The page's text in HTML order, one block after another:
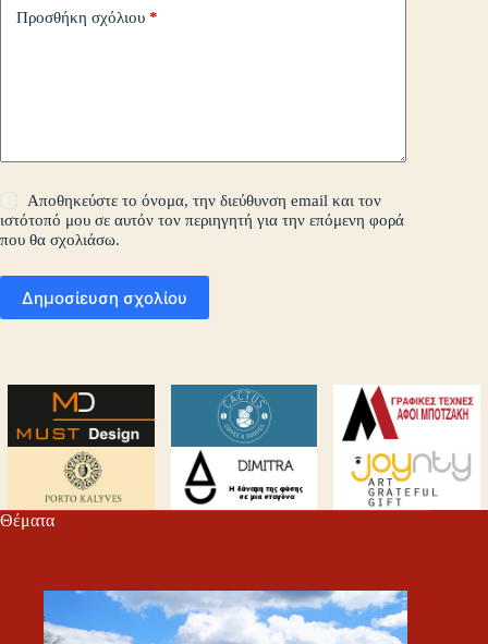
Προσθήκη σχόλιου *
Αποθηκεύστε το όνομα, την διεύθυνση email και τον
ιστότοπό μου σε αυτόν τον περιηγητή για την επόμενη φορά
που θα σχολιάσω.
Δημοσίευση σχολίου
Θέματα